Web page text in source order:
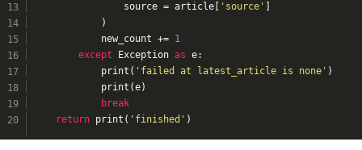
                source = article[
'source'
            )
            new_count +=
1
except Exception as e:
            print(
'failed at latest_article is none' )
            print(e)
break
return print( 'finished' )